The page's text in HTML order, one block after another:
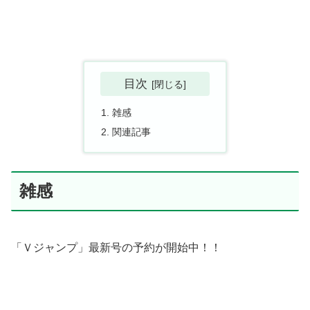
目次
雑感
関連記事
雑感
「Ｖジャンプ」最新号の予約が開始中！！